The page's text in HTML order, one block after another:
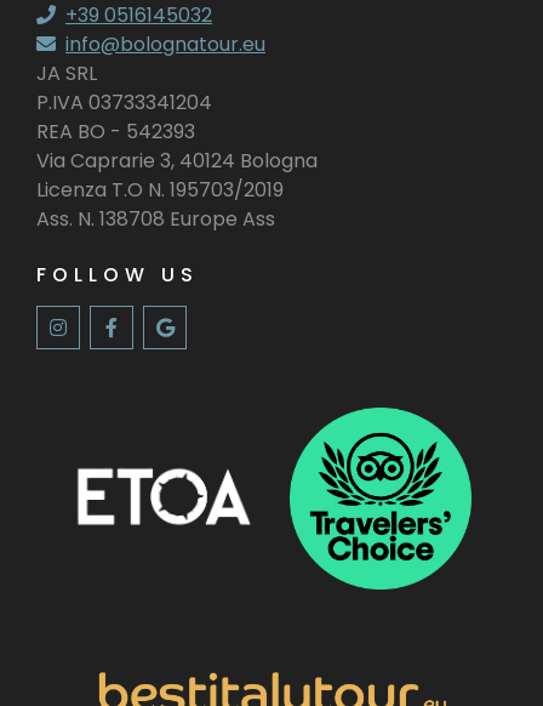
+39 0516145032
info@bolognatour.eu
JA SRL
P.IVA 03733341204
REA BO - 542393
Via Caprarie 3, 40124 Bologna
Licenza T.O N. 195703/2019
Ass. N. 138708 Europe Ass
FOLLOW US